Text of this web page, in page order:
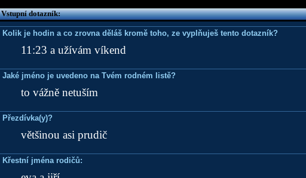
Vstupní dotazník:
Kolik je hodin a co zrovna děláš kromě toho, ze vyplňuješ tento dotazník?
11:23 a užívám víkend
Jaké jméno je uvedeno na Tvém rodném listě?
to vážně netuším
Přezdívka(y)?
většinou asi prudič
Křestní jména rodičů: